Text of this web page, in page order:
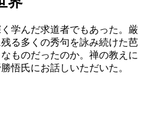
学んだ求道者でもあった。厳
る多くの秀句を詠み続けた芭
ものだったのか。禅の教えに
悟氏にお話しいただいた。